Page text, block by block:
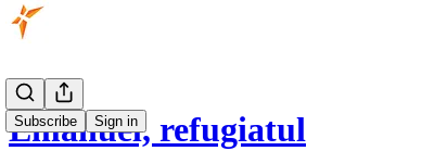
Subscribe Sign in
Emanuel, refugiatul